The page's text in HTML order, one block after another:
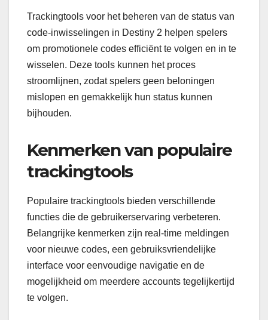
Trackingtools voor het beheren van de status van
code-inwisselingen in Destiny 2 helpen spelers
om promotionele codes efficiënt te volgen en in te
wisselen. Deze tools kunnen het proces
stroomlijnen, zodat spelers geen beloningen
mislopen en gemakkelijk hun status kunnen
bijhouden.
Kenmerken van populaire
trackingtools
Populaire trackingtools bieden verschillende
functies die de gebruikerservaring verbeteren.
Belangrijke kenmerken zijn real-time meldingen
voor nieuwe codes, een gebruiksvriendelijke
interface voor eenvoudige navigatie en de
mogelijkheid om meerdere accounts tegelijkertijd
te volgen.